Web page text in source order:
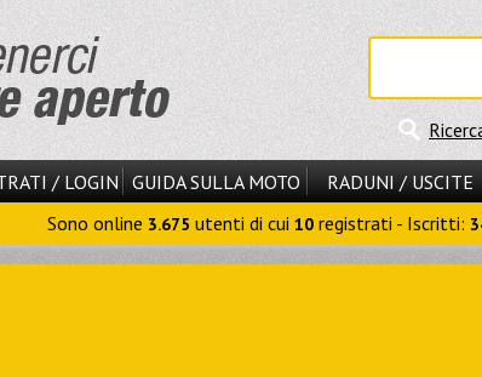
/ LOGIN GUIDA SULLA MOTO RADUNI / USCITE
Sono online 3.675 utenti di cui 10 registrati - Iscritti: